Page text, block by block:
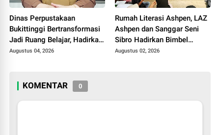
Dinas Perpustakaan
Bukittinggi Bertransformasi
Jadi Ruang Belajar, Hadirkan
Beragam Kelas Gratis untuk
Augustus 04, 2026
Rumah Literasi Ashpen, LAZ
Ashpen dan Sanggar Seni
Sibro Hadirkan Bimbel
Bahasa Jepang untuk Anak-
Augustus 02, 2026
KOMENTAR 0